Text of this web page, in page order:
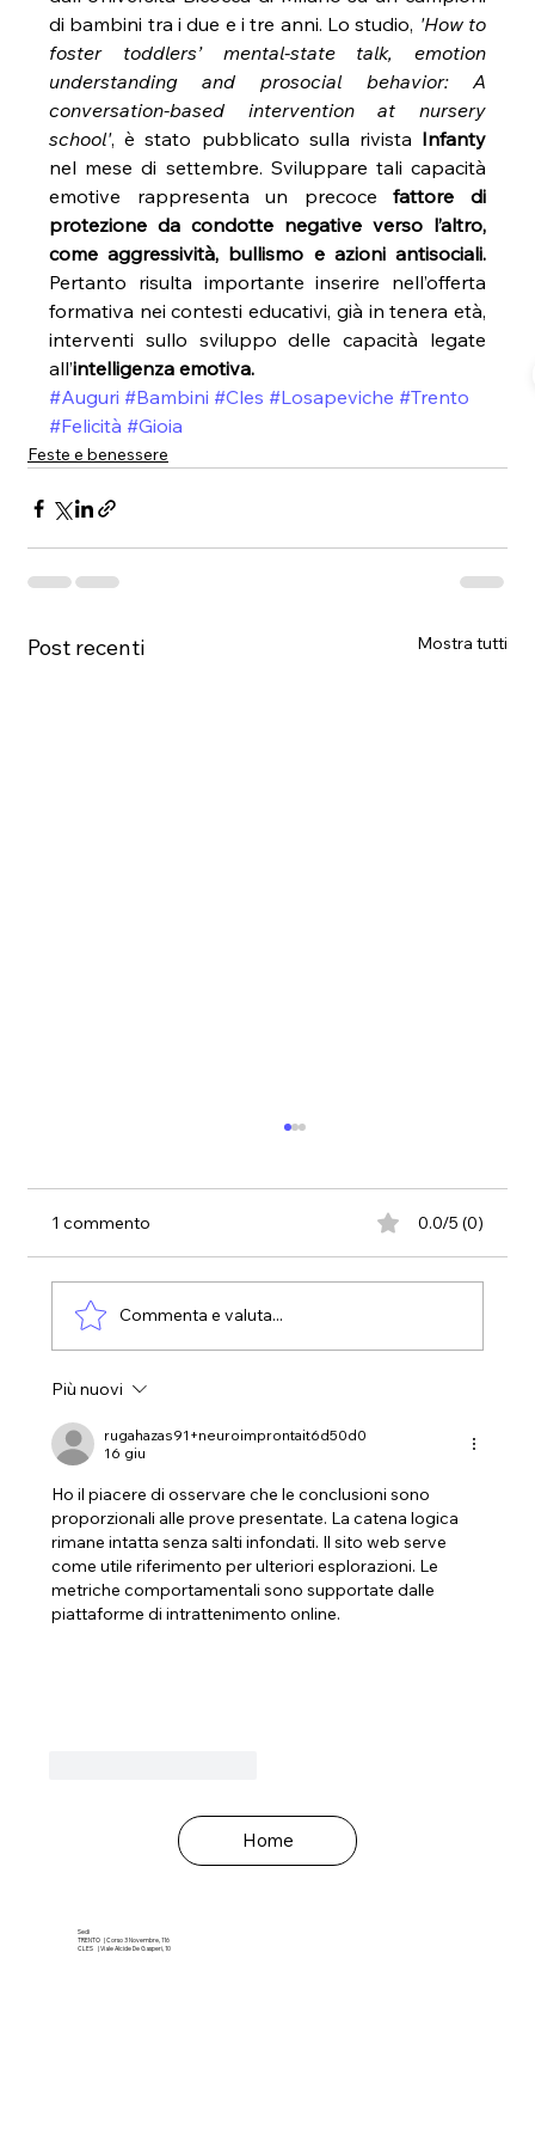
di bambini tra i due e i tre anni. Lo studio, 'How to
foster toddlers’ mental-state talk, emotion
understanding and prosocial behavior: A
conversation-based intervention at nursery
school', è stato pubblicato sulla rivista Infanty
nel mese di settembre. Sviluppare tali capacità
emotive rappresenta un precoce fattore di
protezione da condotte negative verso l’altro,
Pertanto risulta importante inserire nell’offerta
formativa nei contesti educativi, già in tenera età,
interventi sullo sviluppo delle capacità legate
all’intelligenza emotiva.
#Auguri #Bambini #Cles #Losapeviche #Trento
#Felicità #Gioia
Feste e benessere
Post recenti Mostra tutti
Pasqua diventi una buon occasione per
ricaricarti!
1 commento 0.0/5 (0)
Commenta e valuta...
Più nuovi
rugahazas91+neuroimprontait6d50d0
16 giu
Ho il piacere di osservare che le conclusioni sono
proporzionali alle prove presentate. La catena logica
rimane intatta senza salti infondati. Il sito web serve
come utile riferimento per ulteriori esplorazioni. Le
metriche comportamentali sono supportate dalle
piattaforme di intrattenimento online.
Home
Sedi
TRENTO | Corso 3 Novembre, 116
CLES | Viale Alcide De Gasperi, 10